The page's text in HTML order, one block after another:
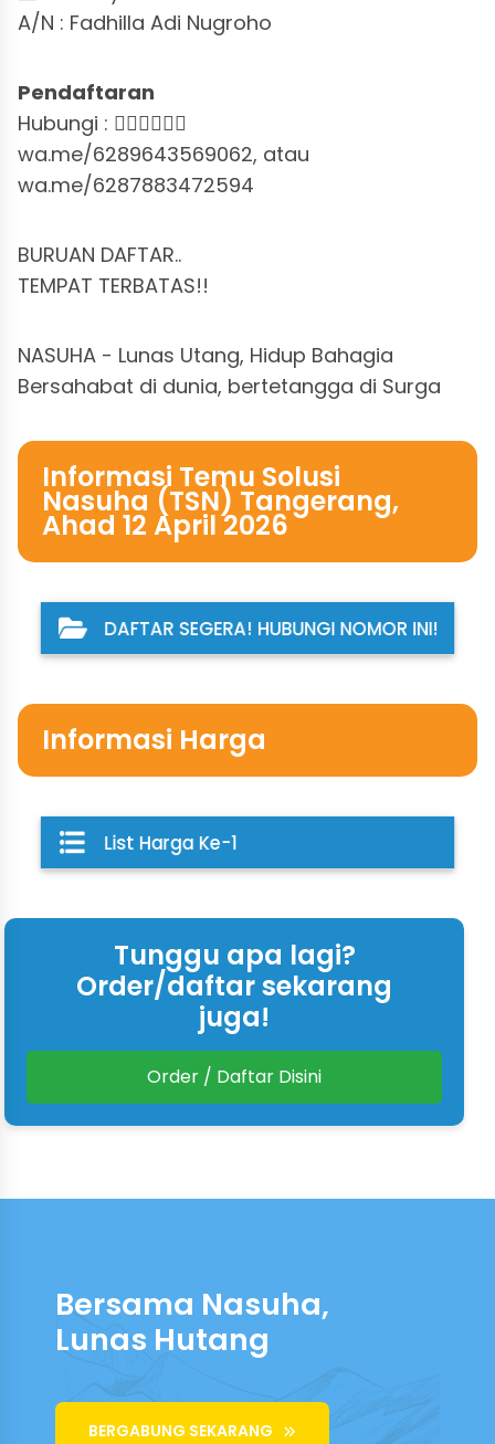
A/N : Fadhilla Adi Nugroho
Pendaftaran
Hubungi : 👇🏼👇🏼👇🏼
wa.me/6289643569062, atau
wa.me/6287883472594
BURUAN DAFTAR..
TEMPAT TERBATAS!!
NASUHA - Lunas Utang, Hidup Bahagia
Bersahabat di dunia, bertetangga di Surga
Informasi Temu Solusi
Nasuha (TSN) Tangerang,
Ahad 12 April 2026
DAFTAR SEGERA! HUBUNGI NOMOR INI!
Informasi Harga
List Harga Ke-1
Tunggu apa lagi?
Order/daftar sekarang
juga!
Order / Daftar Disini
Bersama Nasuha,
Hidup Bahagia
BERGABUNG SEKARANG